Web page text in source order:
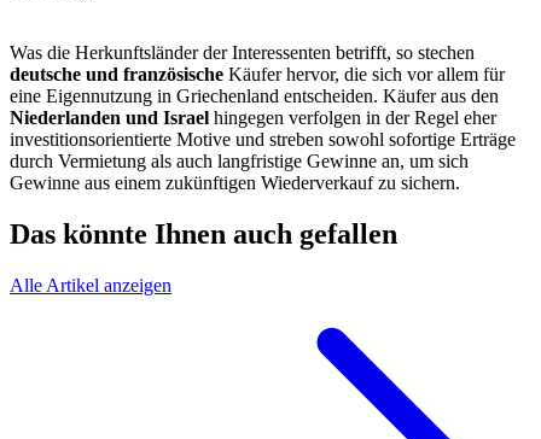
Was die Herkunftsländer der Interessenten betrifft, so stechen
deutsche und französische Käufer hervor, die sich vor allem für
eine Eigennutzung in Griechenland entscheiden. Käufer aus den
Niederlanden und Israel hingegen verfolgen in der Regel eher
investitionsorientierte Motive und streben sowohl sofortige Erträge
durch Vermietung als auch langfristige Gewinne an, um sich
Gewinne aus einem zukünftigen Wiederverkauf zu sichern.
Das könnte Ihnen auch gefallen
Alle Artikel anzeigen